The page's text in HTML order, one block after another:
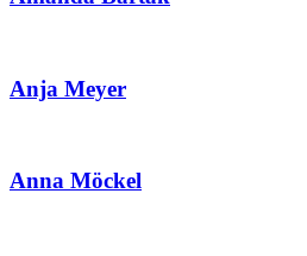
Anja Meyer
Anna Möckel